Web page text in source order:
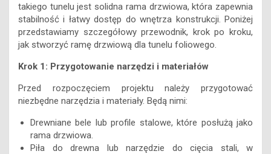
takiego tunelu jest solidna rama drzwiowa, która zapewnia
stabilność i łatwy dostęp do wnętrza konstrukcji. Poniżej
przedstawiamy szczegółowy przewodnik, krok po kroku,
jak stworzyć ramę drzwiową dla tunelu foliowego.
Krok 1: Przygotowanie narzędzi i materiałów
Przed rozpoczęciem projektu należy przygotować
niezbędne narzędzia i materiały. Będą nimi:
Drewniane bele lub profile stalowe, które posłużą jako
rama drzwiowa.
Piła do drewna lub narzędzie do cięcia stali, w